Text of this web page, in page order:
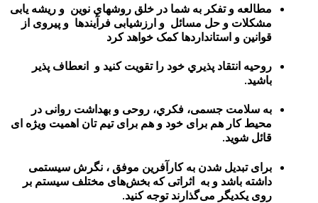
و تفکر به شما در خلق روشهاي نوین و ریشه یابی
و حل مسائل و ارزشیابی فرآیندها و پیروی از
استانداردها کمک خواهد کرد
پذیري خود را تقویت کنید و انعطاف پذیر
جسمی، فکري، روحی و بهداشت روانی در
هم برای خود و هم برای تیم تان اهمیت ویژه ای
شدن به کارآفرین موفق ، نگرش سیستمی
و به اثراتی که بخش‌های مختلف سیستم بر
می‌گذارند توجه کنید.